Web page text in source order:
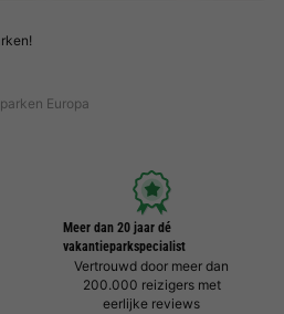
Europa
Meer dan 20 jaar dé
vakantieparkspecialist
Vertrouwd door meer dan
200.000 reizigers met
eerlijke reviews